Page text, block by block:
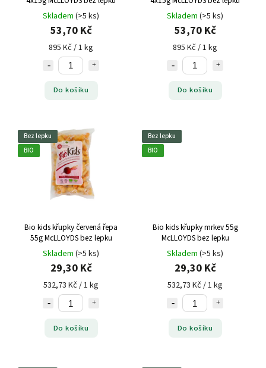
Skladem (>5 ks)
53,70 Kč
895 Kč / 1 kg
Do košíku
Skladem (>5 ks)
53,70 Kč
895 Kč / 1 kg
Do košíku
Bez lepku
BIO
Bio kids křupky červená řepa
55g McLLOYDS bez lepku
Skladem (>5 ks)
29,30 Kč
532,73 Kč / 1 kg
Do košíku
Bez lepku
BIO
Bio kids křupky mrkev 55g
McLLOYDS bez lepku
Skladem (>5 ks)
29,30 Kč
532,73 Kč / 1 kg
Do košíku